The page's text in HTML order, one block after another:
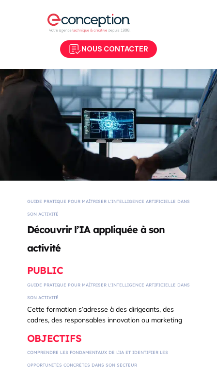
NOUS CONTACTER
GUIDE PRATIQUE POUR MAÎTRISER L'INTELLIGENCE ARTIFICIELLE DANS
SON ACTIVITÉ
Découvrir l’IA appliquée à son
activité
PUBLIC
GUIDE PRATIQUE POUR MAÎTRISER L'INTELLIGENCE ARTIFICIELLE DANS
SON ACTIVITÉ
Cette formation s’adresse à des dirigeants, des
cadres, des responsables innovation ou marketing
OBJECTIFS
COMPRENDRE LES FONDAMENTAUX DE L’IA ET IDENTIFIER LES
OPPORTUNITÉS CONCRÈTES DANS SON SECTEUR